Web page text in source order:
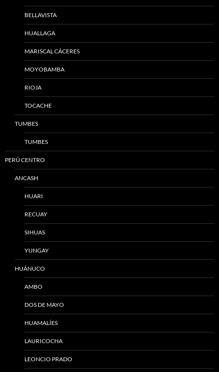
BELLAVISTA
HUALLAGA
MARISCAL CÁCERES
MOYOBAMBA
RIOJA
TOCACHE
TUMBES
TUMBES
PERÚ CENTRO
ANCASH
HUARI
RECUAY
SIHUAS
YUNGAY
HUÁNUCO
AMBO
DOS DE MAYO
HUAMALÍES
LAURICOCHA
LEONCIO PRADO